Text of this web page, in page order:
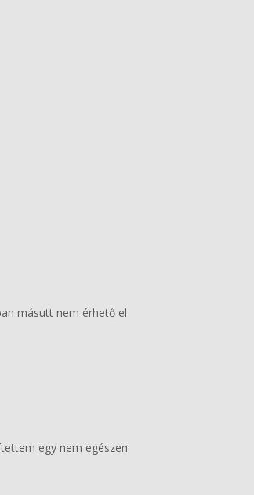
másutt nem érhető el
egy nem egészen